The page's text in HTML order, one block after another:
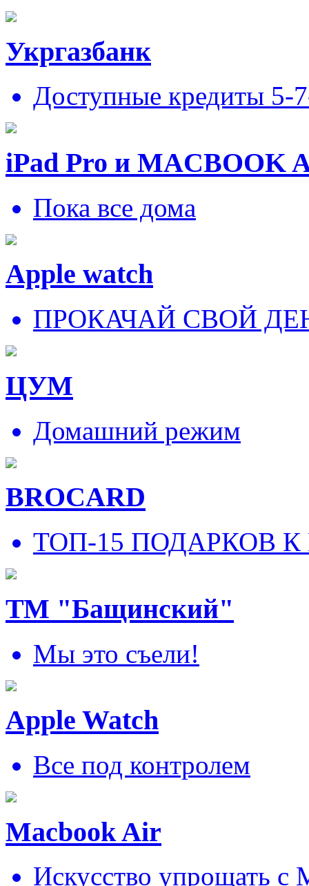
Укргазбанк
Доступные кредиты 5-
iPad Pro и MACBOOK
Пока все дома
Apple watch
ПРОКАЧАЙ СВОЙ
ЦУМ
Домашний режим
BROCARD
ТОП-15 ПОДАРКОВ
ТМ "Бащинский"
Мы это съели!
Apple Watch
Все под контролем
Macbook Air
Искусcтво упрощать c